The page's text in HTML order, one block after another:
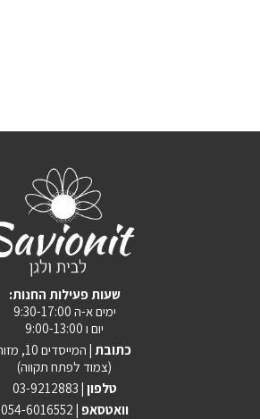
:שעות פעילות החנות
ימים א-ה 9:30-17:00
יום ו 9:00-13:00
כתובת | המייסדים 10, מזור
(צמוד לפתח תקווה)
טלפון | 03-9212883
וואטסאפ | 054-6016552